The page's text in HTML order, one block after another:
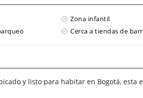
Zona infantil
Cerca a tiendas de
y listo para habitar en Bogotá, esta